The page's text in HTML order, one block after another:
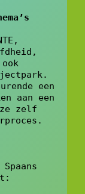
een
aan een
zelf